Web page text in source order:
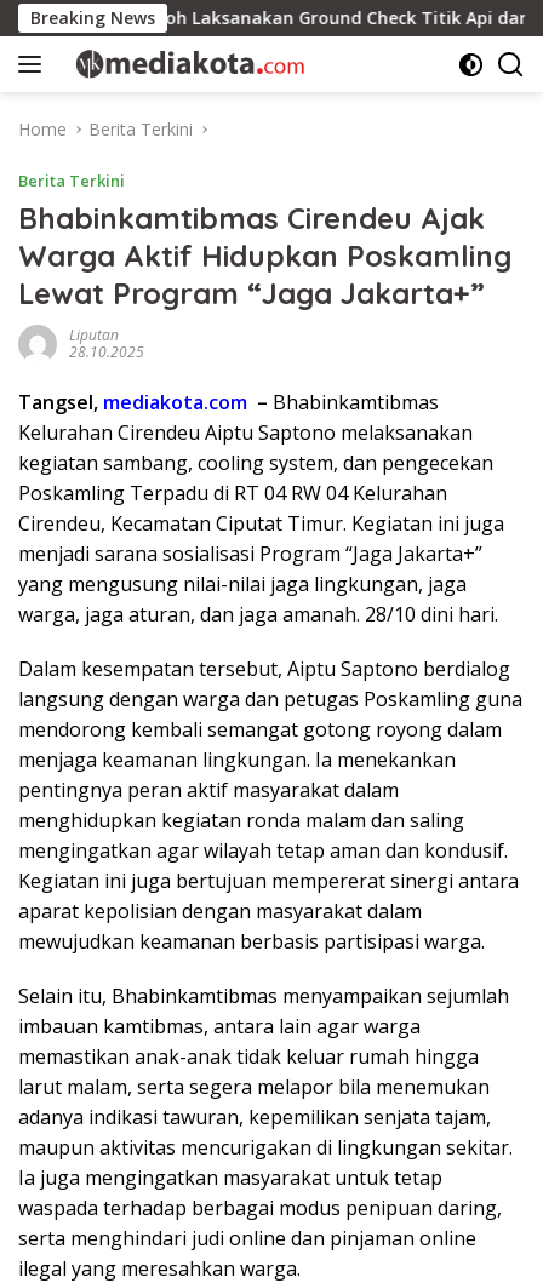
Skip
to
content
Breaking News
Pinoh Laksanakan Ground Check Titik Api dan Upaya
Home Berita Terkini
Berita Terkini
Bhabinkamtibmas Cirendeu Ajak
Warga Aktif Hidupkan Poskamling
Lewat Program “Jaga Jakarta+”
Liputan
28.10.2025
Tangsel, mediakota.com – Bhabinkamtibmas
Kelurahan Cirendeu Aiptu Saptono melaksanakan
kegiatan sambang, cooling system, dan pengecekan
Poskamling Terpadu di RT 04 RW 04 Kelurahan
Cirendeu, Kecamatan Ciputat Timur. Kegiatan ini juga
menjadi sarana sosialisasi Program “Jaga Jakarta+”
yang mengusung nilai-nilai jaga lingkungan, jaga
warga, jaga aturan, dan jaga amanah. 28/10 dini hari.
Dalam kesempatan tersebut, Aiptu Saptono berdialog
langsung dengan warga dan petugas Poskamling guna
mendorong kembali semangat gotong royong dalam
menjaga keamanan lingkungan. Ia menekankan
pentingnya peran aktif masyarakat dalam
menghidupkan kegiatan ronda malam dan saling
mengingatkan agar wilayah tetap aman dan kondusif.
Kegiatan ini juga bertujuan mempererat sinergi antara
aparat kepolisian dengan masyarakat dalam
mewujudkan keamanan berbasis partisipasi warga.
Selain itu, Bhabinkamtibmas menyampaikan sejumlah
imbauan kamtibmas, antara lain agar warga
memastikan anak-anak tidak keluar rumah hingga
larut malam, serta segera melapor bila menemukan
adanya indikasi tawuran, kepemilikan senjata tajam,
maupun aktivitas mencurigakan di lingkungan sekitar.
Ia juga mengingatkan masyarakat untuk tetap
waspada terhadap berbagai modus penipuan daring,
serta menghindari judi online dan pinjaman online
ilegal yang meresahkan warga.